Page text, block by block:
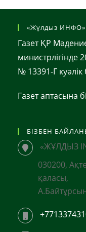
«Жұлдыз ИНФО»
Газет ҚР
министрлігінде
№ 13391-Г куәлік
Газет аптасына
БІЗБЕН
«ЖҰЛДЫЗ
030200,
қаласы,